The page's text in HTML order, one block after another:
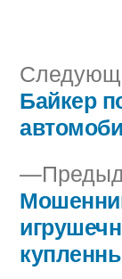
Байкер